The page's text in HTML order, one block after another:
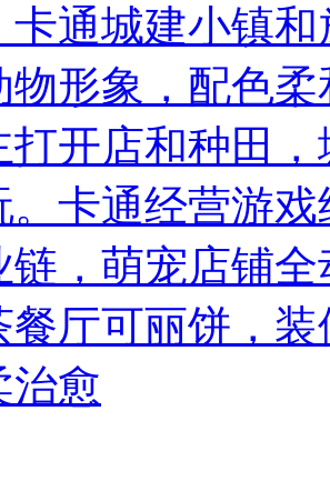
卡通城建小镇
物形象，配色
打开店和种田
。卡通经营游
链，萌宠店铺
餐厅可丽饼，
治愈